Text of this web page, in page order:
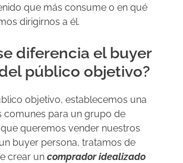
que más consume o en qué
dirigirnos a él.
diferencia el buyer
público objetivo?
objetivo, establecemos una
comunes para un grupo de
queremos vender nuestros
buyer persona, tratamos de
crear un comprador idealizado